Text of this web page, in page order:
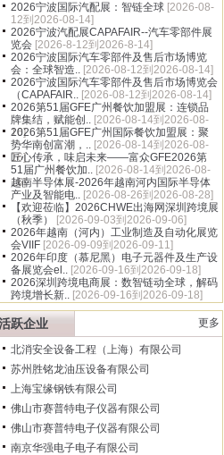
2026宁波国际汽配展：智链全球 [2026-08-
12到2026-08-14]
2026宁波汽配展CAPAFAIR--汽车零部件展
览会 [2026-8-12到2026-8-14]
2026宁波国际汽车零部件及售后市场博览
会：全球智造.. [2026-08-12到2026-08-14]
2026宁波国际汽车零部件及售后市场博览会
（CAPAFAIR.. [2026-08-12到2026-08-14]
2026第51届GFE广州餐饮加盟展：连锁品
牌集结，赋能创.. [2026-08-14到2026-08-
16]
2026第51届GFE广州国际餐饮加盟展：聚
势华南创富潮，.. [2026-08-14到2026-08-
16]
匠心传承，味启未来——富众GFE2026第
51届广州餐饮加.. [2026-08-14到2026-08-
16]
越南半导体展-2026年越南河内国际半导体
产业及智能电.. [2026-08-26到2026-08-28]
【欢迎莅临】2026CHWE出海网深圳跨境展
（秋季）
[2026-09-03到2026-09-06]
2026年越南（河内）工业制造及自动化展览
会VIIF [2026-09-09到2026-09-11]
2026年印度（慕尼黑）电子元器件及生产设
备展览会el.. [2026-09-16到2026-09-18]
2026深圳跨境电商展：数智链动全球，解码
跨境增长新.. [2026-09-16到2026-09-18]
跃企业 更多
北消安全设备工程（上海）有限公司
苏州胜铭龙油压设备有限公司
上海宝缘钢铁有限公司
佛山市赛普特电子仪器有限公司
佛山市赛普特电子仪器有限公司
南京华强电子电子有限公司